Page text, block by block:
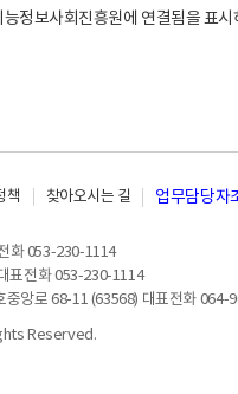
정보사회진흥원에 연결됨을 표
책 찾아오시는 길 업무담당자
화 053-230-1114
표전화 053-230-1114
중앙로 68-11 (63568) 대표전화 064-
Reserved.